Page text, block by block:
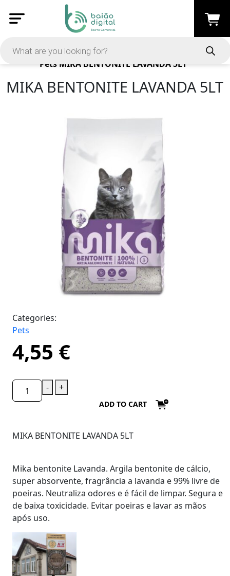
Products
Pets MIKA BENTONITE LAVANDA 5LT
MIKA BENTONITE LAVANDA 5LT
Categories:
Pets
4,55 €
- +
ADD TO CART
MIKA BENTONITE LAVANDA 5LT
Mika bentonite Lavanda. Argila bentonite de cálcio,
super absorvente, fragrância a lavanda e 99% livre de
poeiras. Neutraliza odores e é fácil de limpar. Segura e
de baixa toxicidade. Evitar poeiras e lavar as mãos
após uso.